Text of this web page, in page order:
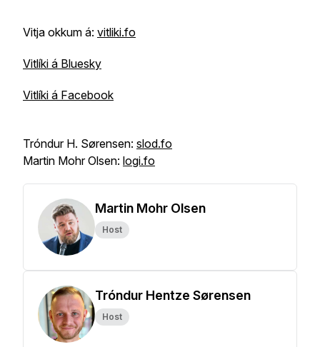
Vitja okkum á: vitliki.fo
Vitlíki á Bluesky
Vitlíki á Facebook
Tróndur H. Sørensen: slod.fo
Martin Mohr Olsen: logi.fo
Martin Mohr Olsen
Host
Tróndur Hentze Sørensen
Host